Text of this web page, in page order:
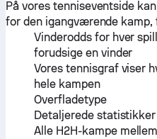
På vores tenniseventside
for den igangværende kamp,
Vinderodds for hver
forudsige en vinder
Vores tennisgraf viser
hele kampen
Overfladetype
Detaljerede
Alle H2H-kampe